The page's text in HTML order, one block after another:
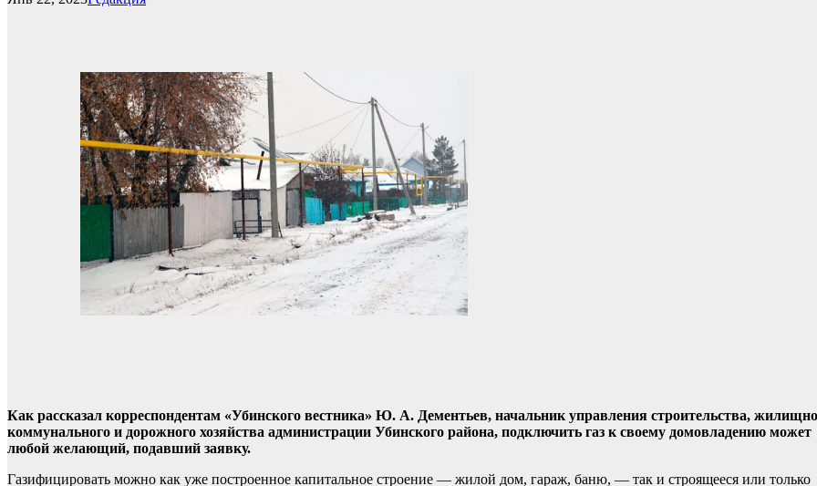
Как рассказал корреспондентам «Убинского вестника» Ю. А. Дементьев, начальник управления строительства,
коммунального и дорожного хозяйства администрации Убинского района, подключить газ к своему домовладению может
любой желающий, подавший заявку.
Газифицировать можно как уже построенное капитальное строение — жилой дом, гараж, баню, — так и строящееся или только